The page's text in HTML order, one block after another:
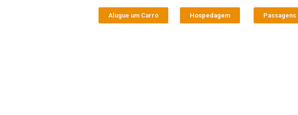
Alugue um Carro Hospedagem Passagens